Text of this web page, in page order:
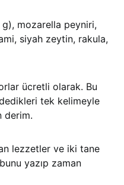
g), mozarella peyniri,
siyah zeytin, rakula,
ücretli olarak. Bu
tek kelimeyle
derim.
lezzetler ve iki tane
yazıp zaman